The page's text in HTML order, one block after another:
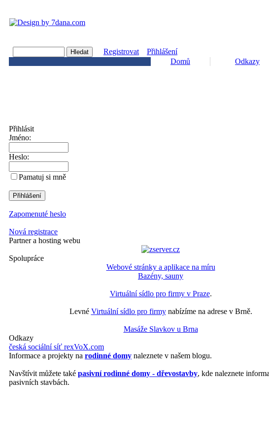
Registrovat
Přihlášení
Domů
Odkazy
Přihlásit
Jméno:
Heslo:
Pamatuj si mně
Zapomenuté heslo
Nová registrace
Partner a hosting webu
Spolupráce
Webové stránky a aplikace na míru
Bazény, sauny
Virtuální sídlo pro firmy v Praze.
Levné Virtuální sídlo pro firmynabízíme na adrese v Brně.
Masáže Slavkov u Brna
Odkazy
česká sociální síť rexVoX.com
Informace a projekty na rodinné domy naleznete v našem blogu.
Navštívit můžete také pasivní rodinné domy - dřevostavby, kde naleznete
pasivních stavbách.